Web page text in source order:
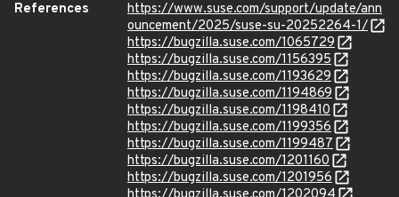
References
https://www.suse.com/support/update/ann
ouncement/2025/suse-su-20252264-1/
https://bugzilla.suse.com/1065729
https://bugzilla.suse.com/1156395
https://bugzilla.suse.com/1193629
https://bugzilla.suse.com/1194869
https://bugzilla.suse.com/1198410
https://bugzilla.suse.com/1199356
https://bugzilla.suse.com/1199487
https://bugzilla.suse.com/1201160
https://bugzilla.suse.com/1201956